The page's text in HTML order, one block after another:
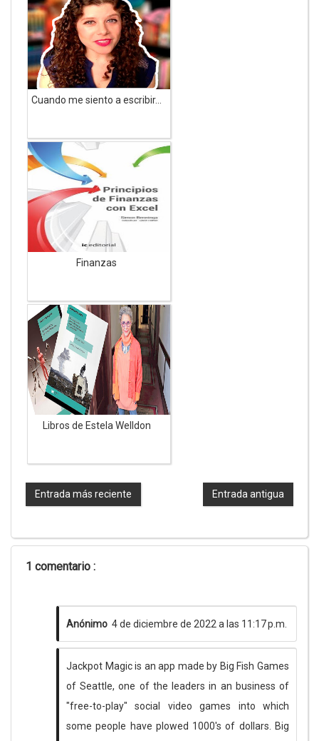
Cuando me siento a escribir...
Finanzas
Libros de Estela Welldon
Entrada más reciente Entrada antigua
1 comentario :
Anónimo 4 de diciembre de 2022 a las 11:17 p.m.
Jackpot Magic is an app made by Big Fish Games
of Seattle, one of the leaders in an business of
"free-to-play" social video games into which
some people have plowed 1000's of dollars. Big